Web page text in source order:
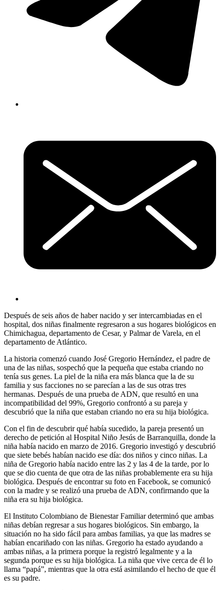
Después de seis años de haber nacido y ser intercambiadas en el
hospital, dos niñas finalmente regresaron a sus hogares biológicos en
Chimichagua, departamento de Cesar, y Palmar de Varela, en el
departamento de Atlántico.
La historia comenzó cuando José Gregorio Hernández, el padre de
una de las niñas, sospechó que la pequeña que estaba criando no
tenía sus genes. La piel de la niña era más blanca que la de su
familia y sus facciones no se parecían a las de sus otras tres
hermanas. Después de una prueba de ADN, que resultó en una
incompatibilidad del 99%, Gregorio confrontó a su pareja y
descubrió que la niña que estaban criando no era su hija biológica.
Con el fin de descubrir qué había sucedido, la pareja presentó un
derecho de petición al Hospital Niño Jesús de Barranquilla, donde la
niña había nacido en marzo de 2016. Gregorio investigó y descubrió
que siete bebés habían nacido ese día: dos niños y cinco niñas. La
niña de Gregorio había nacido entre las 2 y las 4 de la tarde, por lo
que se dio cuenta de que otra de las niñas probablemente era su hija
biológica. Después de encontrar su foto en Facebook, se comunicó
con la madre y se realizó una prueba de ADN, confirmando que la
niña era su hija biológica.
El Instituto Colombiano de Bienestar Familiar determinó que ambas
niñas debían regresar a sus hogares biológicos. Sin embargo, la
situación no ha sido fácil para ambas familias, ya que las madres se
habían encariñado con las niñas. Gregorio ha estado ayudando a
ambas niñas, a la primera porque la registró legalmente y a la
segunda porque es su hija biológica. La niña que vive cerca de él lo
llama “papá”, mientras que la otra está asimilando el hecho de que él
es su padre.